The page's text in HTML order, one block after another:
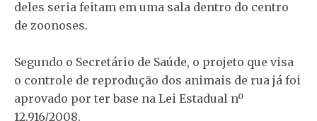
deles seria feitam em uma sala dentro do centro
de zoonoses.
Segundo o Secretário de Saúde, o projeto que visa
o controle de reprodução dos animais de rua já foi
aprovado por ter base na Lei Estadual nº
12.916/2008.